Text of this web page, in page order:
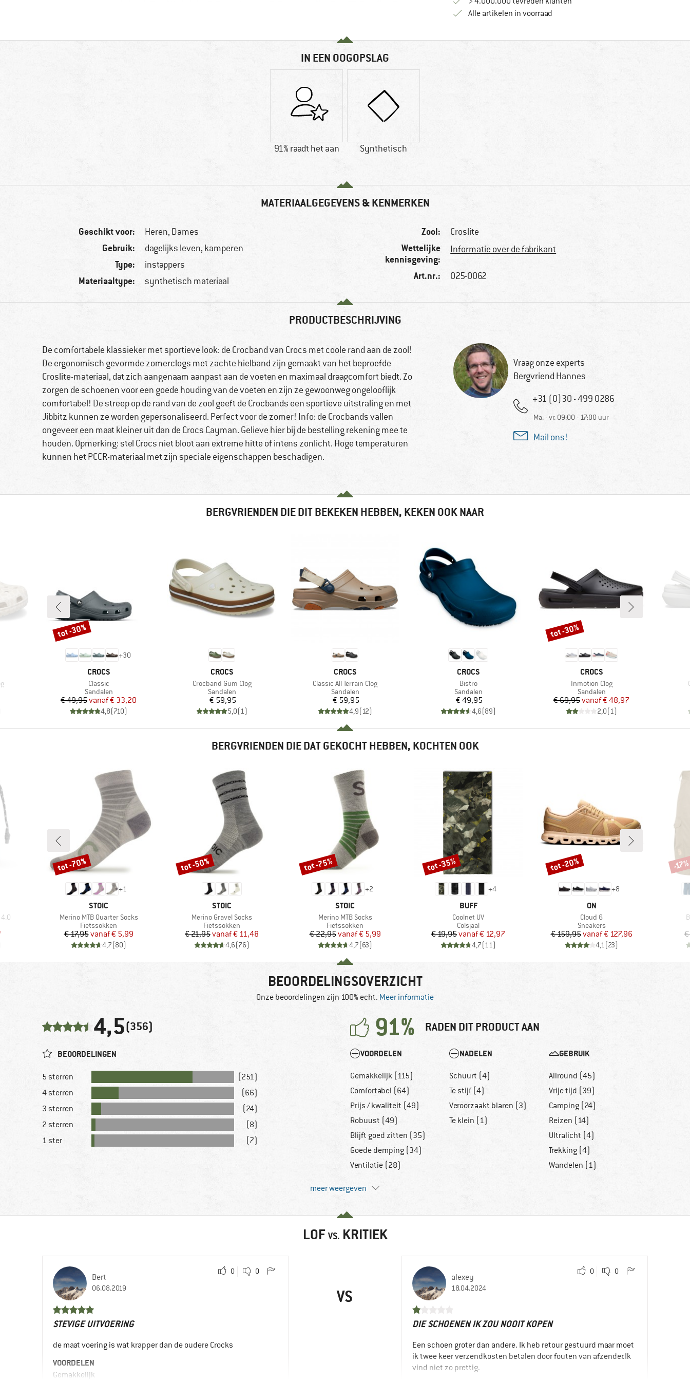
Alle artikelen in voorraad
IN EEN OOGOPSLAG
91% raadt het aan Synthetisch
MATERIAALGEGEVENS & KENMERKEN
Geschikt voor: Heren, Dames
Gebruik: dagelijks leven, kamperen
Type: instappers
Materiaaltype: synthetisch materiaal
Zool: Croslite
Wettelijke
kennisgeving:
Informatie over de fabrikant
Art.nr.: 025-0062
PRODUCTBESCHRIJVING
De comfortabele klassieker met sportieve look: de Crocband van Crocs met coole rand aan de zool!
De ergonomisch gevormde zomerclogs met zachte hielband zijn gemaakt van het beproefde
Croslite-materiaal, dat zich aangenaam aanpast aan de voeten en maximaal draagcomfort biedt. Zo
zorgen de schoenen voor een goede houding van de voeten en zijn ze gewoonweg ongelooflijk
comfortabel! De streep op de rand van de zool geeft de Crocbands een sportieve uitstraling en met
Jibbitz kunnen ze worden gepersonaliseerd. Perfect voor de zomer! Info: de Crocbands vallen
ongeveer een maat kleiner uit dan de Crocs Cayman. Gelieve hier bij de bestelling rekening mee te
houden. Opmerking: stel Crocs niet bloot aan extreme hitte of intens zonlicht. Hoge temperaturen
kunnen het PCCR-materiaal met zijn speciale eigenschappen beschadigen.
Vraag onze experts
Bergvriend Hannes
+31 (0)30 - 499 0286
Ma. - vr. 09:00 - 17:00 uur
Mail ons!
BERGVRIENDEN DIE DIT BEKEKEN HEBBEN, KEKEN OOK NAAR
+30
MERK
CROCS
Artikel
Classic
Productgroep
Sandalen
Prijs
€ 49,95 Verlaagde prijs
vanaf€ 33,20
4,8(710)
Korting
tot -30%
MERK
CROCS
Artikel
Crocband Gum Clog
Productgroep
Sandalen
Prijs
€ 59,95
5,0(1)
MERK
CROCS
Artikel
Classic All Terrain Clog
Productgroep
Sandalen
Prijs
€ 59,95
4,9(12)
MERK
CROCS
Artikel
Bistro
Productgroep
Sandalen
Prijs
€ 49,95
4,6(89)
MERK
CROCS
Artikel
Inmotion Clog
Productgroep
Sandalen
Prijs
€ 69,95 Verlaagde prijs
vanaf€ 48,97
2,0(1)
Korting
tot -30%
BERGVRIENDEN DIE DAT GEKOCHT HEBBEN, KOCHTEN OOK
prijs
+1
MERK
STOIC
Artikel
Merino MTB Quarter Socks
Productgroep
Fietssokken
Prijs
€ 17,95 Verlaagde prijs
vanaf€ 5,99
4,7(80)
Korting
tot -70%
MERK
STOIC
Artikel
Merino Gravel Socks
Productgroep
Fietssokken
Prijs
€ 21,95 Verlaagde prijs
vanaf€ 11,48
4,6(76)
Korting
tot -50%
+2
MERK
STOIC
Artikel
Merino MTB Socks
Productgroep
Fietssokken
Prijs
€ 22,95 Verlaagde prijs
vanaf€ 5,99
4,7(63)
Korting
tot -75%
+4
MERK
BUFF
Artikel
Coolnet UV
Productgroep
Colsjaal
Prijs
€ 19,95 Verlaagde prijs
vanaf€ 12,97
4,7(11)
Korting
tot -35%
+8
MERK
ON
Artikel
Cloud 6
Productgroep
Sneakers
Prijs
€ 159,95 Verlaagde prijs
vanaf€ 127,96
4,1(23)
Korting
tot -20% -17%
BEOORDELINGSOVERZICHT
Onze beoordelingen zijn 100% echt. Meer informatie
4,5(356) 91% RADEN DIT PRODUCT AAN
BEOORDELINGEN
5 sterren
(251)
4 sterren
(66)
3 sterren
(24)
2 sterren
(8)
1 ster
(7)
VOORDELEN
Gemakkelijk (115)
Comfortabel (64)
Prijs / kwaliteit (49)
Robuust (49)
Blijft goed zitten (35)
Goede demping (34)
Ventilatie (28)
NADELEN
Schuurt (4)
Te stijf (4)
Veroorzaakt blaren (3)
Te klein (1)
GEBRUIK
Allround (45)
Vrije tijd (39)
Camping (24)
Reizen (14)
Ultralicht (4)
Trekking (4)
Wandelen (1)
meer weergeven
LOF VS. KRITIEK
Bert
06.08.2019
0 0
STEVIGE UITVOERING
de maat voering is wat krapper dan de oudere Crocks
VOORDELEN
Gemakkelijk
VS
alexey
18.04.2024
0 0
DIE SCHOENEN IK ZOU NOOIT KOPEN
Een schoen groter dan andere. Ik heb retour gestuurd maar moet
ik twee keer verzendkosten betalen door fouten van afzender.Ik
vind niet zo prettig.